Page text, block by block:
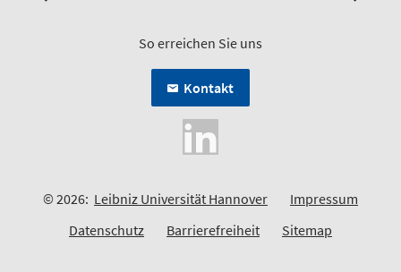
So erreichen Sie uns
Kontakt
© 2026: Leibniz Universität Hannover
Impressum
Datenschutz
Barrierefreiheit Sitemap